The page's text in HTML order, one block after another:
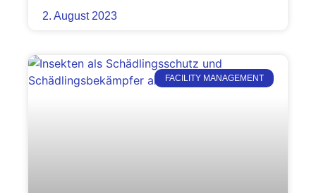
2. August 2023
FACILITY MANAGEMENT